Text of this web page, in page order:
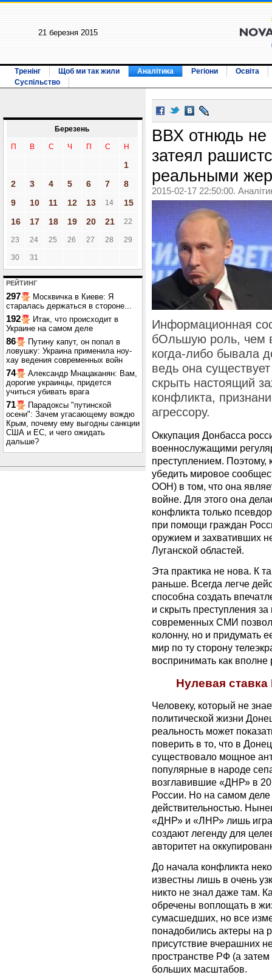
21 березня 2015
Тренінг Щоб ми так жили Аналітика Регіони
Освіта
Суспільство
Березень
П В С Ч П С Н
1
2
3 4 5 6 7
8
9
10 11 12 13 14
15
16
17 18 19 20 21 22
23 24 25 26 27 28 29
30 31
РЕЙТИНГ
297
Москвичка в Киеве: Я
старалась держаться в стороне...
192
Итак, что происходит в
Украине на самом деле
86
Путину капут, он попал в
ловушку: Украина применила ноу-
хау ведения современных войн
74
Александр Мнацаканян: Вам,
дорогие украинцы, придется
учиться убивать врага
71
Парадоксы "путинской
осени": Зачем угасающему вождю
Крым, почему ему выгодны санкции
США и ЕС, и чего ожидать
дальше?
ВВХ отнюдь не
затеял
реальными
2015-02-17 22:50:00.
Информационная
бОльшую роль, чем
когда-либо бывала
ведь она
скрыть настоящий
конфликта,
агрессору.
Оккупация Донбасса
военнослужащими
преступлением. Поэтому,
убедить мировое
ООН) в том, что она
войне. Для этого она
конфликта только
при помощи граждан
оружием и захвативших
Луганской областей.
Эта практика не нова. К
раньше. Всегда легче
способна создать
и скрыть преступления
современных СМИ
колонну, но и придумать
мир по ту сторону
воспринимать как
Нулевая
Человеку, который не
политической жизни
реальность может
поверить в то, что в
существовало мощное
популярные в народе
возглавившие «ДНР» в
России. Но на самом
действительностью.
«ДНР» и «ЛНР» лишь
создают легенду для
авторитет на
До начала конфликта
известны лишь в очень
никто не знал даже там.
обречены воплощать в
сумасшедших, но все
понадобились актеры на
присутствие вчерашних
пространстве РФ (а
больших масштабов.